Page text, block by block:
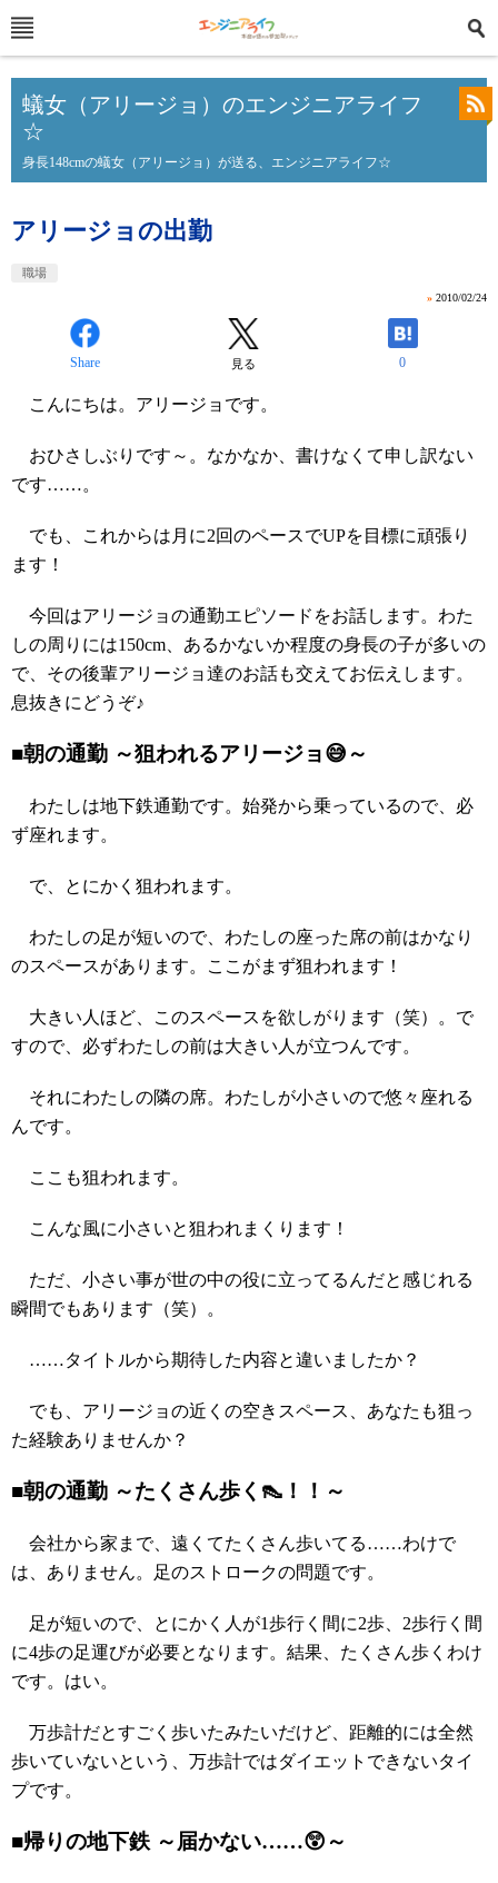
蟻女（アリージョ）のエンジニアライフ
☆
身長148cmの蟻女（アリージョ）が送る、エンジニアライフ☆
アリージョの出勤
職場
» 2010/02/24
Share 見る 0
こんにちは。アリージョです。
おひさしぶりです～。なかなか、書けなくて申し訳ない
です……。
でも、これからは月に2回のペースでUPを目標に頑張り
ます！
今回はアリージョの通勤エピソードをお話します。わた
しの周りには150cm、あるかないか程度の身長の子が多いの
で、その後輩アリージョ達のお話も交えてお伝えします。
息抜きにどうぞ♪
■朝の通勤 ～狙われるアリージョ😅～
わたしは地下鉄通勤です。始発から乗っているので、必
ず座れます。
で、とにかく狙われます。
わたしの足が短いので、わたしの座った席の前はかなり
のスペースがあります。ここがまず狙われます！
大きい人ほど、このスペースを欲しがります（笑）。で
すので、必ずわたしの前は大きい人が立つんです。
それにわたしの隣の席。わたしが小さいので悠々座れる
んです。
ここも狙われます。
こんな風に小さいと狙われまくります！
ただ、小さい事が世の中の役に立ってるんだと感じれる
瞬間でもあります（笑）。
……タイトルから期待した内容と違いましたか？
でも、アリージョの近くの空きスペース、あなたも狙っ
た経験ありませんか？
■朝の通勤 ～たくさん歩く👠！！～
会社から家まで、遠くてたくさん歩いてる……わけで
は、ありません。足のストロークの問題です。
足が短いので、とにかく人が1歩行く間に2歩、2歩行く間
に4歩の足運びが必要となります。結果、たくさん歩くわけ
です。はい。
万歩計だとすごく歩いたみたいだけど、距離的には全然
歩いていないという、万歩計ではダイエットできないタイ
プです。
■帰りの地下鉄 ～届かない……😲～